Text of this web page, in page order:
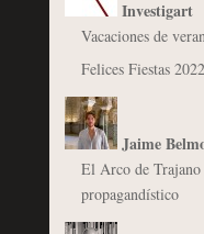
Investigart
Vacaciones de
Felices Fiestas 2022
Jaime
El Arco de
propagandístico